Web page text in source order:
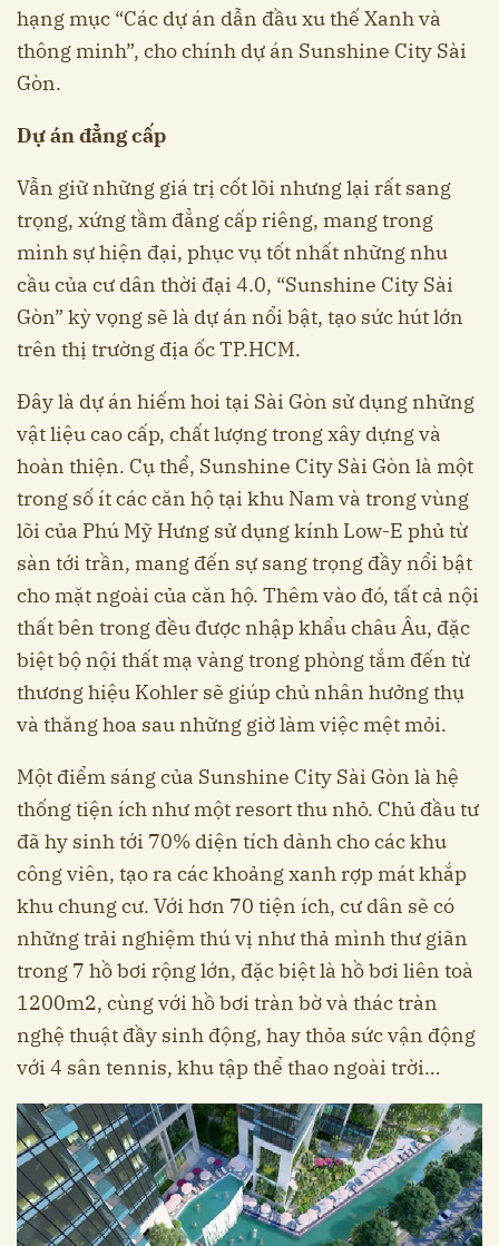
hạng mục “Các dự án dẫn đầu xu thế Xanh và
thông minh”, cho chính dự án Sunshine City Sài
Gòn.
Dự án đẳng cấp
Vẫn giữ những giá trị cốt lõi nhưng lại rất sang
trọng, xứng tầm đẳng cấp riêng, mang trong
mình sự hiện đại, phục vụ tốt nhất những nhu
cầu của cư dân thời đại 4.0, “Sunshine City Sài
Gòn” kỳ vọng sẽ là dự án nổi bật, tạo sức hút lớn
trên thị trường địa ốc TP.HCM.
Đây là dự án hiếm hoi tại Sài Gòn sử dụng những
vật liệu cao cấp, chất lượng trong xây dựng và
hoàn thiện. Cụ thể, Sunshine City Sài Gòn là một
trong số ít các căn hộ tại khu Nam và trong vùng
lõi của Phú Mỹ Hưng sử dụng kính Low-E phủ từ
sàn tới trần, mang đến sự sang trọng đầy nổi bật
cho mặt ngoài của căn hộ. Thêm vào đó, tất cả nội
thất bên trong đều được nhập khẩu châu Âu, đặc
biệt bộ nội thất mạ vàng trong phòng tắm đến từ
thương hiệu Kohler sẽ giúp chủ nhân hưởng thụ
và thăng hoa sau những giờ làm việc mệt mỏi.
Một điểm sáng của Sunshine City Sài Gòn là hệ
thống tiện ích như một resort thu nhỏ. Chủ đầu tư
đã hy sinh tới 70% diện tích dành cho các khu
công viên, tạo ra các khoảng xanh rợp mát khắp
khu chung cư. Với hơn 70 tiện ích, cư dân sẽ có
những trải nghiệm thú vị như thả mình thư giãn
trong 7 hồ bơi rộng lớn, đặc biệt là hồ bơi liên toà
1200m2, cùng với hồ bơi tràn bờ và thác tràn
nghệ thuật đầy sinh động, hay thỏa sức vận động
với 4 sân tennis, khu tập thể thao ngoài trời…